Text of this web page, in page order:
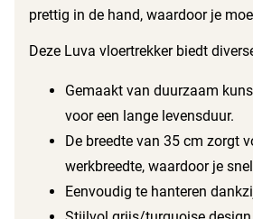
prettig in de hand, waardoor je
schoonmaakgerei.
Deze Luva vloertrekker biedt
Gemaakt van duurzaam
voor een lange levensduur.
De breedte van 35 cm zorgt
werkbreedte, waardoor je
Eenvoudig te hanteren